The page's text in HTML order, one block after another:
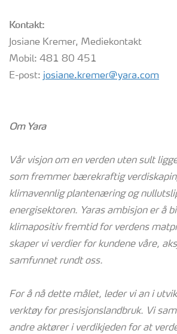
Kontakt:
Josiane Kremer, Mediekontakt
Mobil: 481 80 451
E-post: josiane.kremer@yara.com
Om Yara
Vår visjon om en verden uten sult
som fremmer bærekraftig
klimavennlig plantenæring og
energisektoren. Yaras ambisjon er å
klimapositiv fremtid for verdens
skaper vi verdier for kundene våre,
samfunnet rundt oss.
For å nå dette målet, leder vi an i
verktøy for presisjonslandbruk. Vi
andre aktører i verdikjeden for at